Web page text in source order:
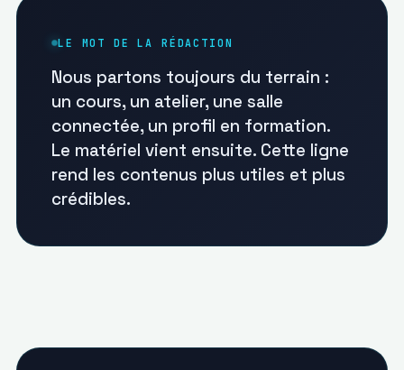
LE MOT DE LA RÉDACTION
Nous partons toujours du terrain :
un cours, un atelier, une salle
connectée, un profil en formation.
Le matériel vient ensuite. Cette ligne
rend les contenus plus utiles et plus
crédibles.